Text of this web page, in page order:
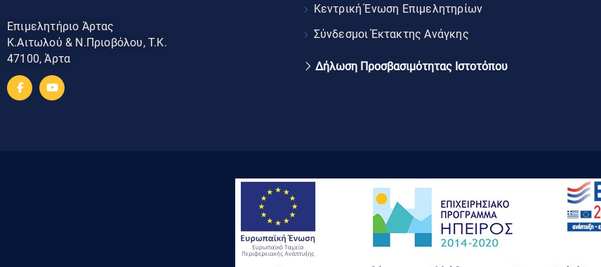
Επιμελητήριο Άρτας
Κ.Αιτωλού & Ν.Πριοβόλου, Τ.Κ.
47100, Άρτα
Κεντρική Ένωση Επιμελητηρίων
Σύνδεσμοι Έκτακτης Ανάγκης
Δήλωση Προσβασιμότητας Ιστοτόπου